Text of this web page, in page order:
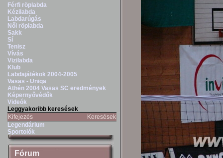
Férfi röplabda
Kézilabda
Labdarúgás
Női röplabda
Sakk
Sí
Tenisz
Vívás
Vizilabda
Klub
Labdajátékok 2004-2005
Vasas - Uniqa
Athén 2004 Vasas SC eredmények
Képernyővédők
Videók
Leggyakoribb keresések
Kifejezés
Keresések
Legendárium
Sportolók
Fórum